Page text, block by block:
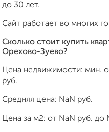
до 30 лет.
Сайт работает во многих
Сколько стоит купить
Орехово-Зуево?
Цена недвижимости: мин.
руб.
Средняя цена: NaN руб.
Цена за м2: от NaN руб. до